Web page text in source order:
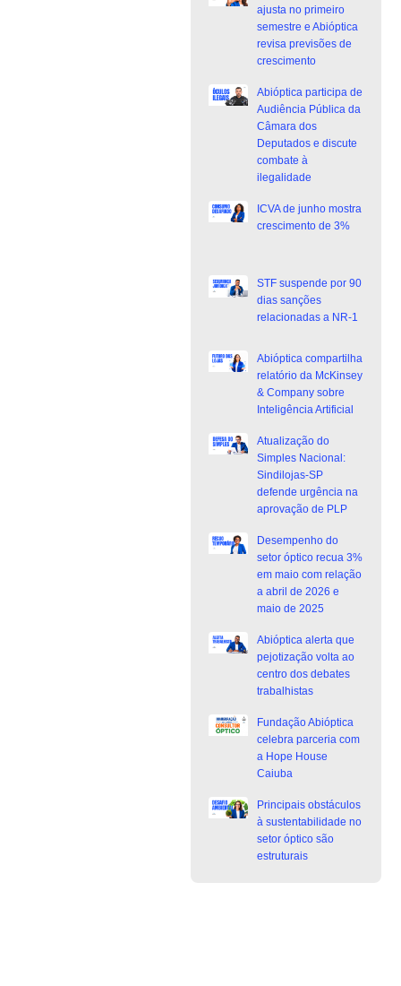
ajusta no primeiro
semestre e Abióptica
revisa previsões de
crescimento
Abióptica participa de
Audiência Pública da
Câmara dos
Deputados e discute
combate à
ilegalidade
ICVA de junho mostra
crescimento de 3%
STF suspende por 90
dias sanções
relacionadas a NR-1
Abióptica compartilha
relatório da McKinsey
& Company sobre
Inteligência Artificial
Atualização do
Simples Nacional:
Sindilojas-SP
defende urgência na
aprovação de PLP
Desempenho do
setor óptico recua 3%
em maio com relação
a abril de 2026 e
maio de 2025
Abióptica alerta que
pejotização volta ao
centro dos debates
trabalhistas
Fundação Abióptica
celebra parceria com
a Hope House
Caiuba
Principais obstáculos
à sustentabilidade no
setor óptico são
estruturais